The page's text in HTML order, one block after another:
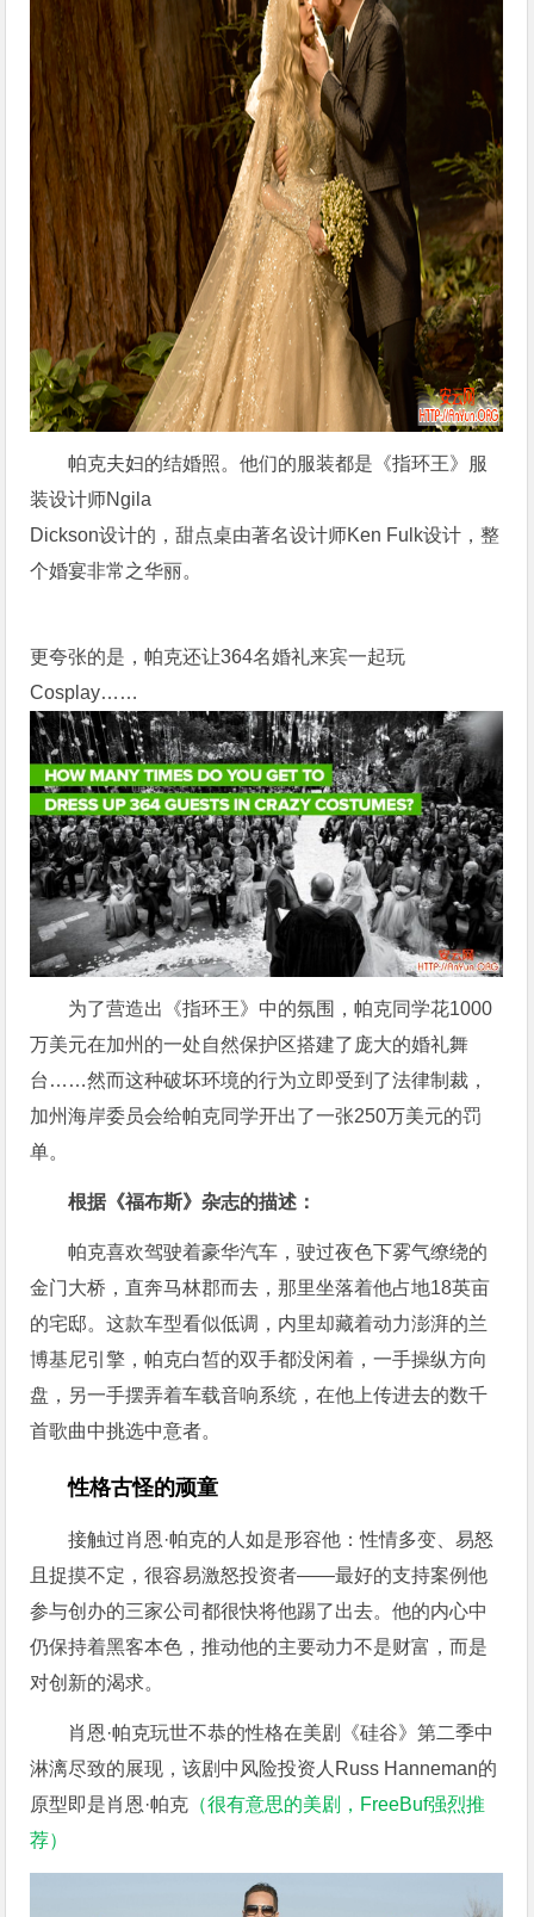
帕克夫妇的结婚照。他们的服装都是《指环王》服
装设计师Ngila
Dickson设计的，甜点桌由著名设计师Ken Fulk设计，整
个婚宴非常之华丽。
更夸张的是，帕克还让364名婚礼来宾一起玩
Cosplay……
为了营造出《指环王》中的氛围，帕克同学花1000
万美元在加州的一处自然保护区搭建了庞大的婚礼舞
台……然而这种破坏环境的行为立即受到了法律制裁，
加州海岸委员会给帕克同学开出了一张250万美元的罚
单。
根据《福布斯》杂志的描述：
帕克喜欢驾驶着豪华汽车，驶过夜色下雾气缭绕的
金门大桥，直奔马林郡而去，那里坐落着他占地18英亩
的宅邸。这款车型看似低调，内里却藏着动力澎湃的兰
博基尼引擎，帕克白皙的双手都没闲着，一手操纵方向
盘，另一手摆弄着车载音响系统，在他上传进去的数千
首歌曲中挑选中意者。
性格古怪的顽童
接触过肖恩·帕克的人如是形容他：性情多变、易怒
且捉摸不定，很容易激怒投资者——最好的支持案例他
参与创办的三家公司都很快将他踢了出去。他的内心中
仍保持着黑客本色，推动他的主要动力不是财富，而是
对创新的渴求。
肖恩·帕克玩世不恭的性格在美剧《硅谷》第二季中
淋漓尽致的展现，该剧中风险投资人Russ Hanneman的
原型即是肖恩·帕克 （很有意思的美剧，FreeBuf强烈推
荐）